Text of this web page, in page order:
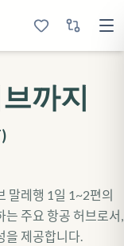
까지
)
말레행 1일 1~2편의
는 주요 항공 허브로서,
을 제공합니다.